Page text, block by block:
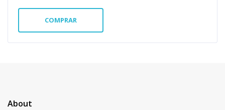
COMPRAR
About